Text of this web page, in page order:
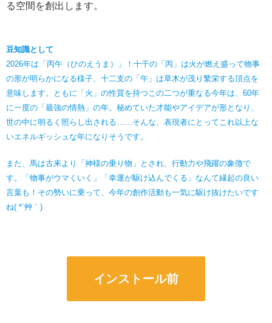
る空間を創出します。
豆知識として
2026年は「丙午（ひのえうま）」！十干の「丙」は火が燃え盛って物事
の形が明らかになる様子、十二支の「午」は草木が茂り繁栄する頂点を
意味します。ともに「火」の性質を持つこの二つが重なる今年は、60年
に一度の「最強の情熱」の年。秘めていた才能やアイデアが形となり、
世の中に明るく照らし出される……そんな、表現者にとってこれ以上な
いエネルギッシュな年になりそうです。
また、馬は古来より「神様の乗り物」とされ、行動力や飛躍の象徴で
す。「物事がウマくいく」「幸運が駆け込んでくる」なんて縁起の良い
言葉も！その勢いに乗って、今年の創作活動も一気に駆け抜けたいです
ね( *´艸｀)
インストール前